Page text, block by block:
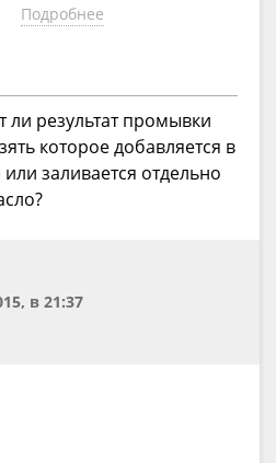
Подробнее
ли результат промывки
которое добавляется в
заливается отдельно
в 21:37